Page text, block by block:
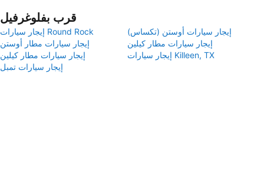
قرب بفلوغرفيل
إيجار سيارات Round Rock
إيجار سيارات أوستن (تكساس)
إيجار سيارات مطار أوستن
إيجار سيارات مطار كيلين
إيجار سيارات مطار كيلين
إيجار سيارات Killeen, TX
إيجار سيارات تمبل